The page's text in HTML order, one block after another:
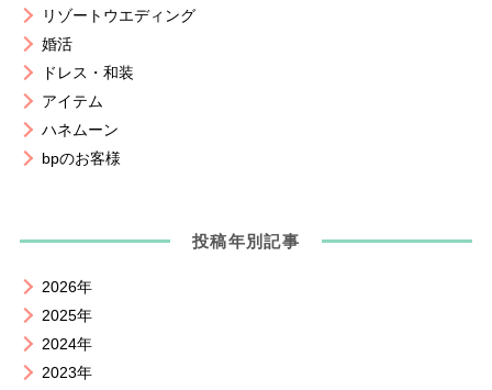
リゾートウエディング
婚活
ドレス・和装
アイテム
ハネムーン
bpのお客様
投稿年別記事
2026年
2025年
2024年
2023年